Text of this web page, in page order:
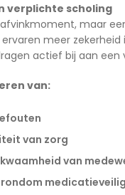
verplichte scholing
maar
meer
actief bij aan een
van:
van zorg
van